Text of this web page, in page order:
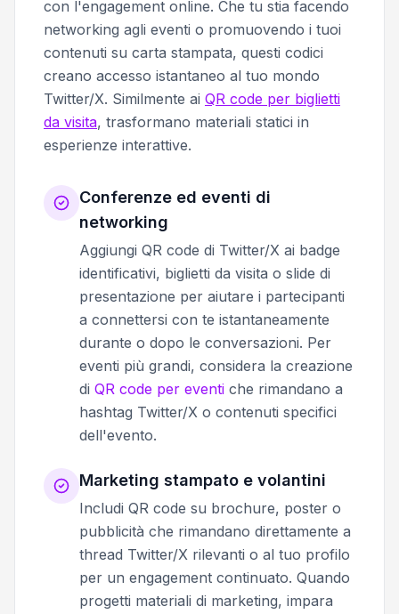
con l'engagement online. Che tu stia facendo
networking agli eventi o promuovendo i tuoi
contenuti su carta stampata, questi codici
creano accesso istantaneo al tuo mondo
Twitter/X. Similmente ai QR code per biglietti
da visita, trasformano materiali statici in
esperienze interattive.
Conferenze ed eventi di
networking
Aggiungi QR code di Twitter/X ai badge
identificativi, biglietti da visita o slide di
presentazione per aiutare i partecipanti
a connettersi con te istantaneamente
durante o dopo le conversazioni. Per
eventi più grandi, considera la creazione
di QR code per eventi che rimandano a
hashtag Twitter/X o contenuti specifici
dell'evento.
Marketing stampato e volantini
Includi QR code su brochure, poster o
pubblicità che rimandano direttamente a
thread Twitter/X rilevanti o al tuo profilo
per un engagement continuato. Quando
progetti materiali di marketing, impara